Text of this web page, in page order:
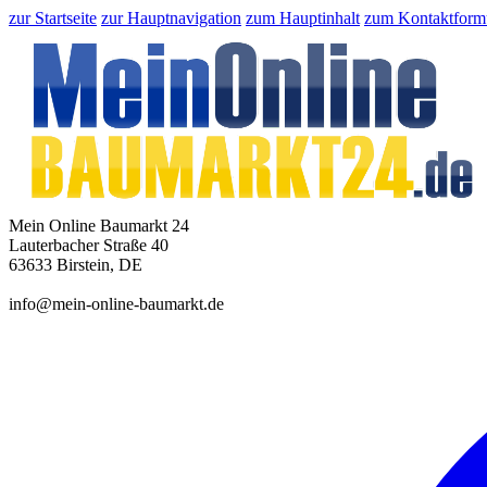
zur Startseite zur Hauptnavigation zum Hauptinhalt zum
Mein Online Baumarkt 24
Lauterbacher Straße 40
63633 Birstein, DE
info@mein-online-baumarkt.de